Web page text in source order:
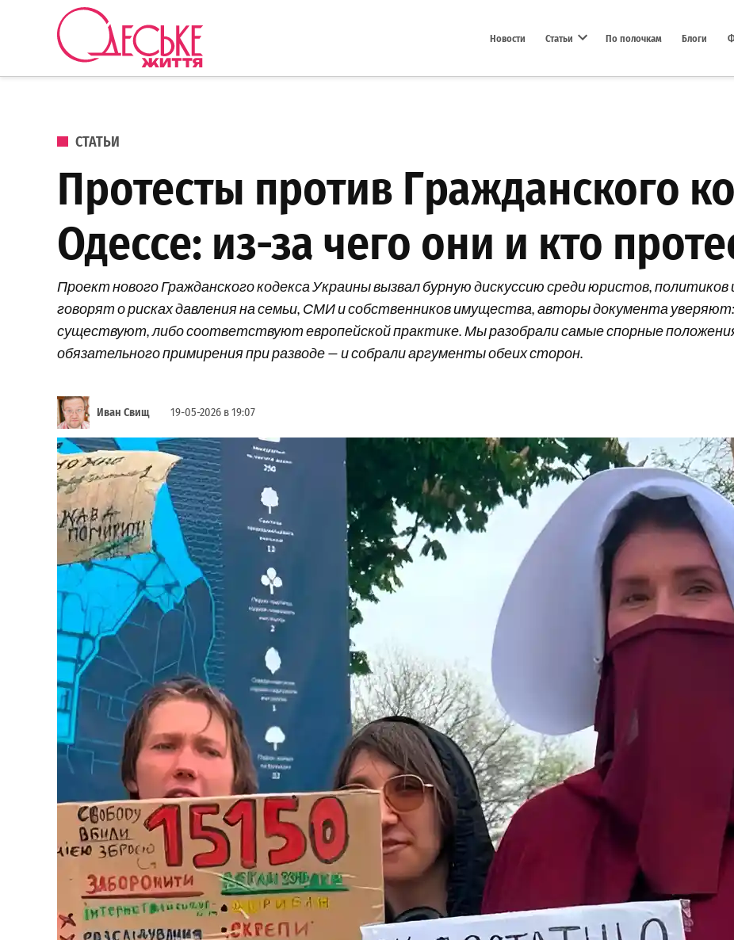
Перейти к содержанию
Новости Статьи По полочкам Блоги
ОПУБЛИКОВАНО В
СТАТЬИ
Протесты против Гражданского
Одессе: из-за чего они и кто
Проект нового Гражданского кодекса Украины вызвал бурную дискуссию среди юристов,
говорят о рисках давления на семьи, СМИ и собственников имущества, авторы документа
существуют, либо соответствуют европейской практике. Мы разобрали самые спорные
обязательного примирения при разводе — и собрали аргументы обеих сторон.
Иван Свищ 19-05-2026 в 19:07